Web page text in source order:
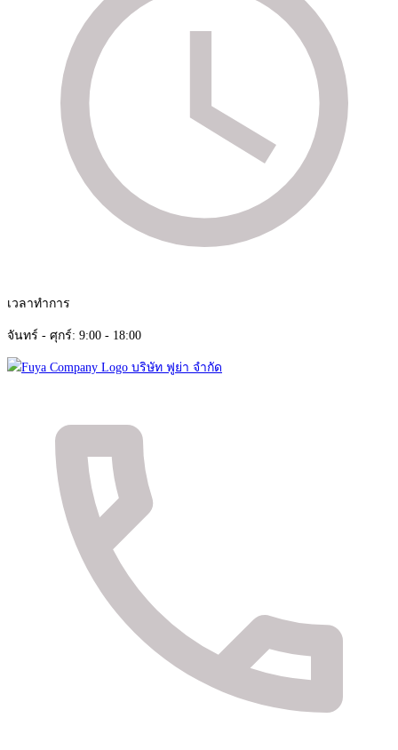
เวลาทำการ
จันทร์ - ศุกร์: 9:00 - 18:00
สไตล์ของคุณ